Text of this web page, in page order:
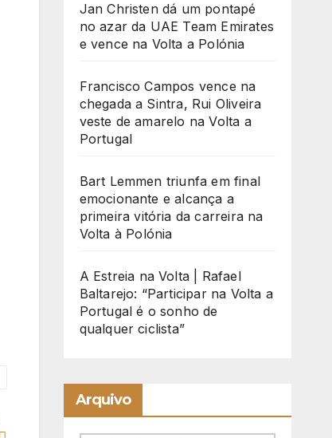
Jan Christen dá um pontapé
no azar da UAE Team Emirates
e vence na Volta a Polónia
Francisco Campos vence na
chegada a Sintra, Rui Oliveira
veste de amarelo na Volta a
Portugal
Bart Lemmen triunfa em final
emocionante e alcança a
primeira vitória da carreira na
Volta à Polónia
A Estreia na Volta | Rafael
Baltarejo: “Participar na Volta a
Portugal é o sonho de
qualquer ciclista”
Arquivo